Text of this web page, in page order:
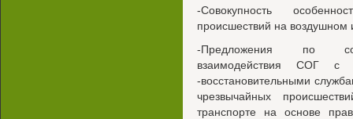
-Совокупность
происшествий на воздушном
-Предложения по
взаимодействия СОГ с
-восстановительными
чрезвычайных
транспорте на основе